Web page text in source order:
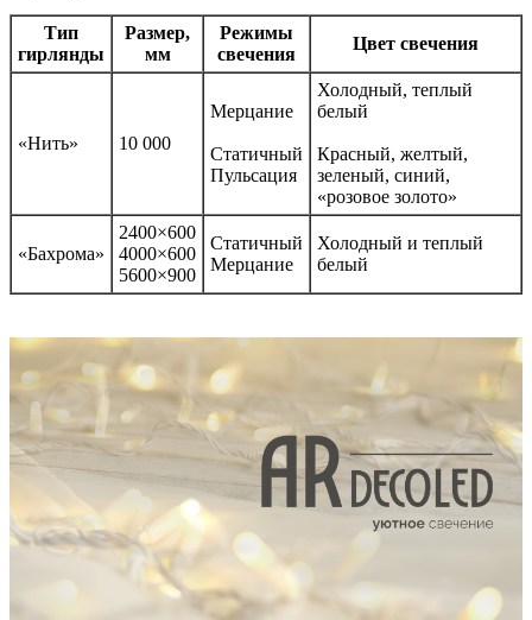
Тип
гирлянды
Размер,
мм
Режимы
свечения
Цвет свечения
«Нить» 10 000
Мерцание
Статичный
Пульсация
Холодный, теплый
белый
Красный, желтый,
зеленый, синий,
«розовое золото»
«Бахрома»
2400×600
4000×600
5600×900
Статичный
Мерцание
Холодный и теплый
белый